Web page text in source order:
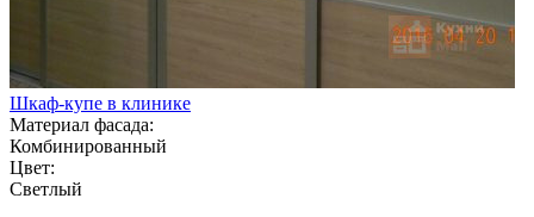
Шкаф-купе в клинике
Материал фасада:
Комбинированный
Цвет:
Светлый